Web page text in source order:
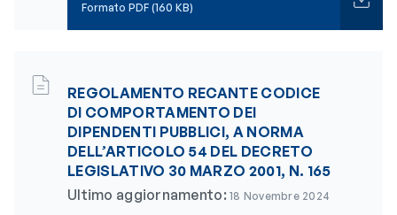
Formato PDF (160 KB)
REGOLAMENTO RECANTE CODICE
DI COMPORTAMENTO DEI
DIPENDENTI PUBBLICI, A NORMA
DELL’ARTICOLO 54 DEL DECRETO
LEGISLATIVO 30 MARZO 2001, N. 165
Ultimo aggiornamento:18 Novembre 2024